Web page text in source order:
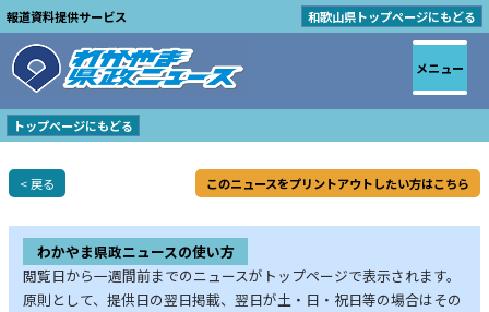
報道資料提供サービス 和歌山県トップページにもどる
トップページにもどる
< 戻る このニュースをプリントアウトしたい方はこちら
わかやま県政ニュースの使い方
閲覧日から一週間前までのニュースがトップページで表示されます。
原則として、提供日の翌日掲載、翌日が土・日・祝日等の場合はその
メニュー